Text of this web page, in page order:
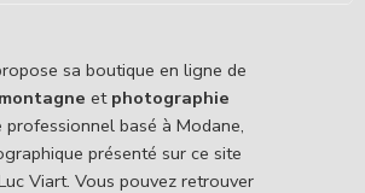
sa boutique en ligne de
et photographie
basé à Modane,
présenté sur ce site
Viart. Vous pouvez retrouver